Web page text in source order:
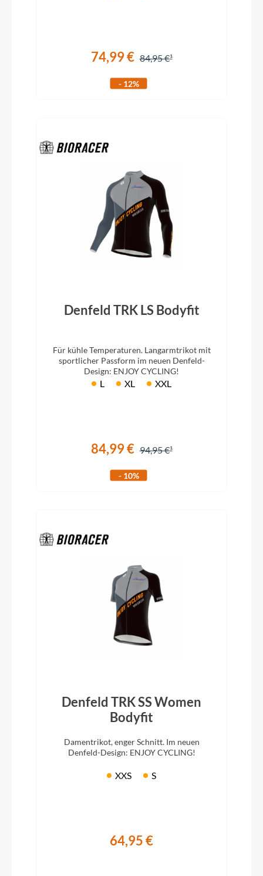
74,99 € 84,95 €
- 12%
Denfeld TRK LS Bodyfit
Für kühle Temperaturen. Langarmtrikot mit
sportlicher Passform im neuen Denfeld-
Design: ENJOY CYCLING!
L XL XXL
84,99 € 94,95 €
- 10%
Denfeld TRK SS Women
Bodyfit
Damentrikot, enger Schnitt. Im neuen
Denfeld-Design: ENJOY CYCLING!
XXS S
64,95 €